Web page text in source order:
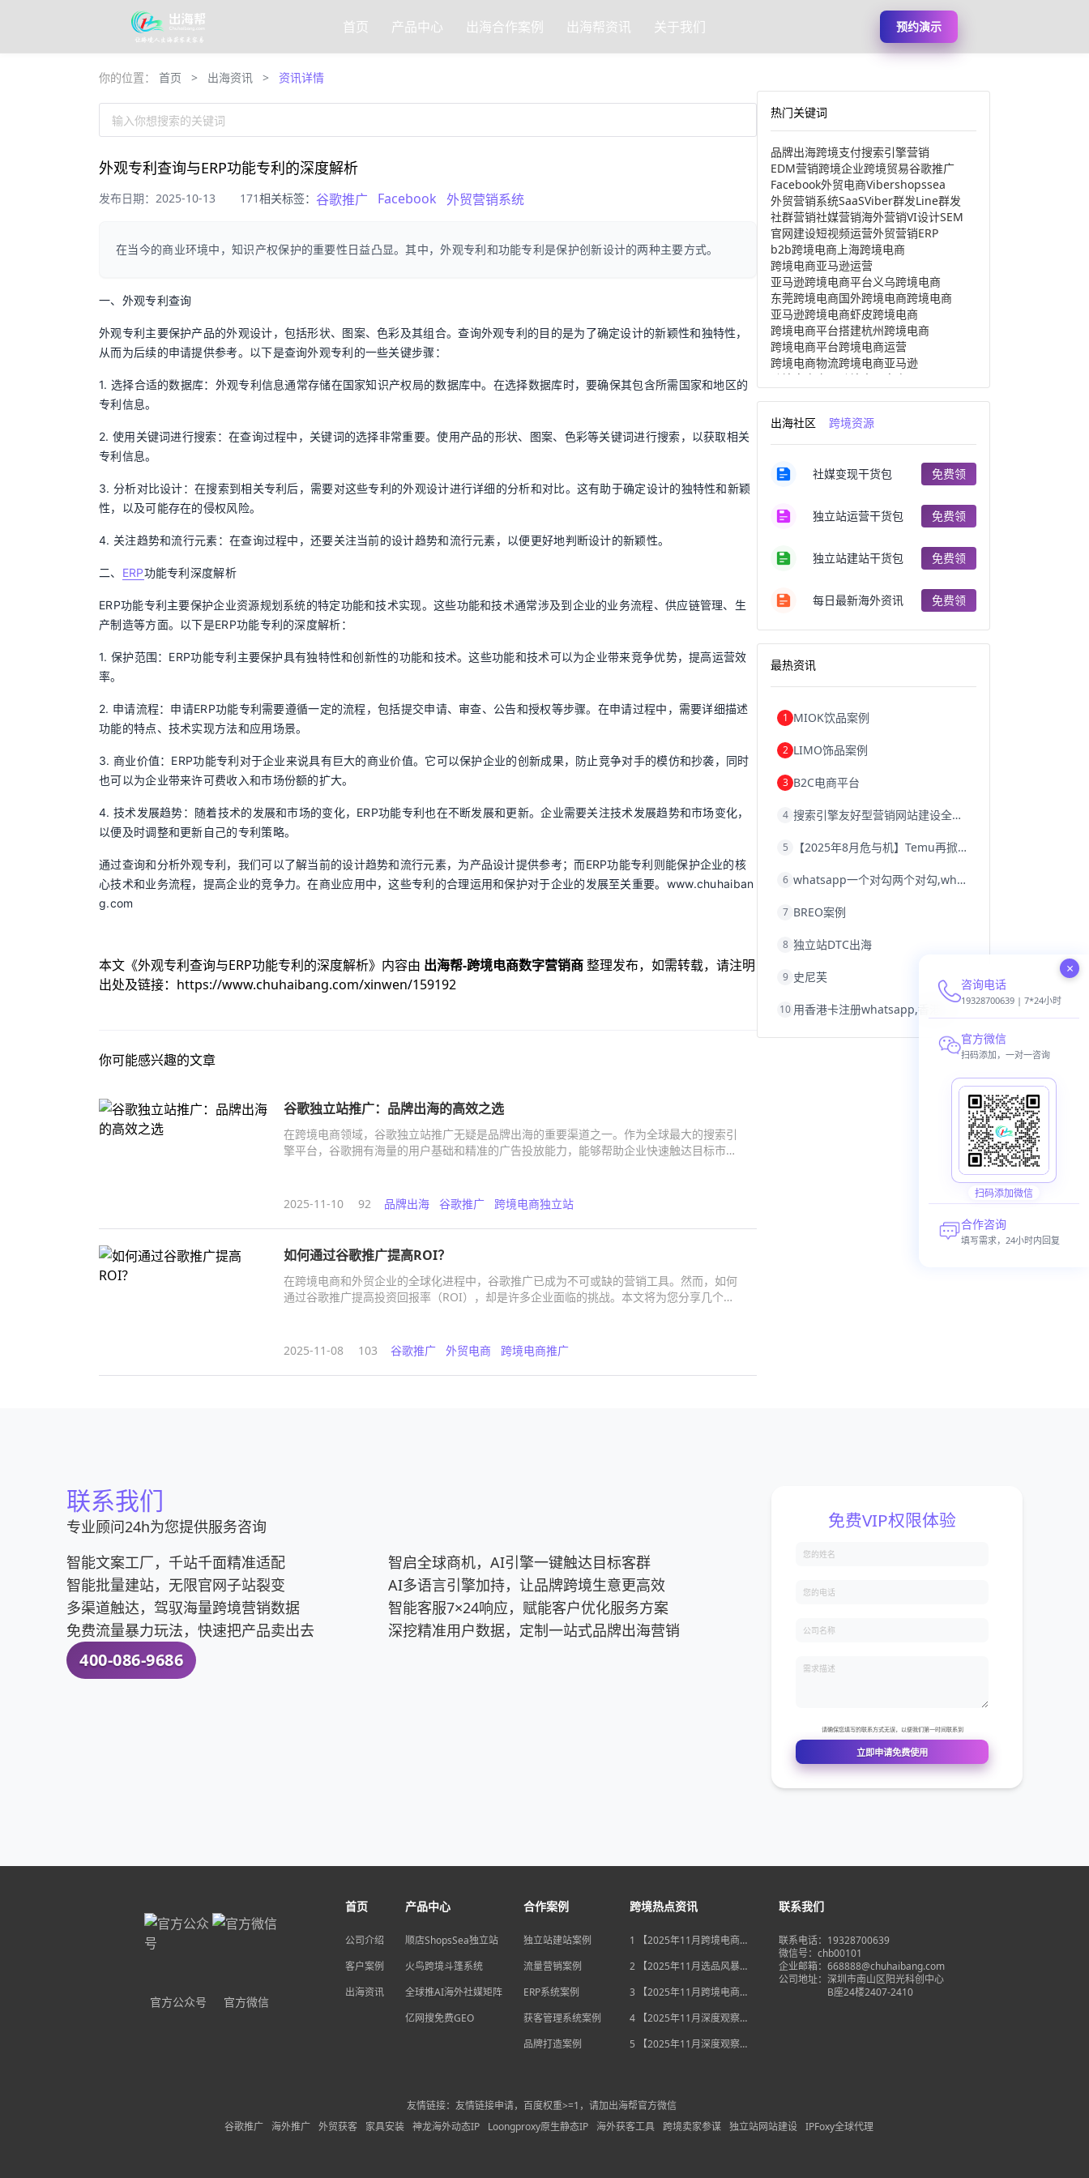
首页 产品中心 出海合作案例 出海帮资讯 关于我们 预约演示
你的位置： 首页 > 出海资讯 > 资讯详情
输入你想搜索的关键词
外观专利查询与ERP功能专利的深度解析
发布日期：2025-10-13 171相关标签： 谷歌推广 Facebook 外贸营销系统
在当今的商业环境中，知识产权保护的重要性日益凸显。其中，外观专利和功能专利是保护创新设计的两种主要方式。
一、外观专利查询
外观专利主要保护产品的外观设计，包括形状、图案、色彩及其组合。查询外观专利的目的是为了确定设计的新颖性和独特性，
从而为后续的申请提供参考。以下是查询外观专利的一些关键步骤：
1. 选择合适的数据库：外观专利信息通常存储在国家知识产权局的数据库中。在选择数据库时，要确保其包含所需国家和地区的
专利信息。
2. 使用关键词进行搜索：在查询过程中，关键词的选择非常重要。使用产品的形状、图案、色彩等关键词进行搜索，以获取相关
专利信息。
3. 分析对比设计：在搜索到相关专利后，需要对这些专利的外观设计进行详细的分析和对比。这有助于确定设计的独特性和新颖
性，以及可能存在的侵权风险。
4. 关注趋势和流行元素：在查询过程中，还要关注当前的设计趋势和流行元素，以便更好地判断设计的新颖性。
二、 ERP功能专利深度解析
ERP功能专利主要保护企业资源规划系统的特定功能和技术实现。这些功能和技术通常涉及到企业的业务流程、供应链管理、生
产制造等方面。以下是ERP功能专利的深度解析：
1. 保护范围：ERP功能专利主要保护具有独特性和创新性的功能和技术。这些功能和技术可以为企业带来竞争优势，提高运营效
率。
2. 申请流程：申请ERP功能专利需要遵循一定的流程，包括提交申请、审查、公告和授权等步骤。在申请过程中，需要详细描述
功能的特点、技术实现方法和应用场景。
3. 商业价值：ERP功能专利对于企业来说具有巨大的商业价值。它可以保护企业的创新成果，防止竞争对手的模仿和抄袭，同时
也可以为企业带来许可费收入和市场份额的扩大。
4. 技术发展趋势：随着技术的发展和市场的变化，ERP功能专利也在不断发展和更新。企业需要关注技术发展趋势和市场变化，
以便及时调整和更新自己的专利策略。
通过查询和分析外观专利，我们可以了解当前的设计趋势和流行元素，为产品设计提供参考；而ERP功能专利则能保护企业的核
心技术和业务流程，提高企业的竞争力。在商业应用中，这些专利的合理运用和保护对于企业的发展至关重要。www.chuhaiban
g.com
本文《外观专利查询与ERP功能专利的深度解析》内容由 出海帮-跨境电商数字营销商整理发布，如需转载，请注明
出处及链接： https://www.chuhaibang.com/xinwen/159192
你可能感兴趣的文章
谷歌独立站推广：品牌出海的高效之选
在跨境电商领域，谷歌独立站推广无疑是品牌出海的重要渠道之一。作为全球最大的搜索引
擎平台，谷歌拥有海量的用户基础和精准的广告投放能力，能够帮助企业快速触达目标市
2025-11-10 92 品牌出海 谷歌推广 跨境电商独立站
如何通过谷歌推广提高ROI？
在跨境电商和外贸企业的全球化进程中，谷歌推广已成为不可或缺的营销工具。然而，如何
通过谷歌推广提高投资回报率（ROI），却是许多企业面临的挑战。本文将为您分享几个实
2025-11-08 103 谷歌推广 外贸电商 跨境电商推广
热门关键词
品牌出海跨境支付搜索引擎营销
EDM营销跨境企业跨境贸易谷歌推广
Facebook外贸电商Vibershopssea
外贸营销系统SaaSViber群发Line群发
社群营销社媒营销海外营销VI设计SEM
官网建设短视频运营外贸营销ERP
b2b跨境电商 上海跨境电商
跨境电商亚马逊运营
亚马逊跨境电商平台义乌跨境电商
东莞跨境电商国外跨境电商跨境电商
亚马逊跨境电商虾皮跨境电商
跨境电商平台搭建杭州跨境电商
跨境电商平台跨境电商运营
跨境电商物流跨境电商亚马逊
跨境电商产品
跨境出口电商
跨境电商分析进口跨境电商
跨境电商服务广州跨境电商
跨境电商注册跨境电商开店
跨境电商商品个人跨境电商
跨境电商案例国内跨境电商
郑州跨境电商跨境电商趋势
阿里跨境电商
跨境电商费用美国跨境电商
跨境电商教程
独立站跨境电商跨境电商独立站
跨境电商erp西安跨境电商
沈阳跨境电商跨境电商服务平台
跨境电商网店跨境电商物流模式
跨境电商结算浙江跨境电商
跨境电商优势跨境电商的优势seo运营
whatsapp群发
出海社区 跨境资源
社媒变现干货包 免费领
独立站运营干货包 免费领
独立站建站干货包 免费领
每日最新海外资讯 免费领
最热资讯
1 MIOK饮品案例
2 LIMO饰品案例
3 B2C电商平台
4 搜索引擎友好型营销网站建设全攻略
5 【2025年8月危与机】Temu再掀封店风暴，独立站才是跨境卖家的避险通道
6 whatsapp一个对勾两个对勾,whatsapp对勾代表什么意思
7 BREO案例
8 独立站DTC出海
9 史尼芙
10
联系我们
专业顾问24h为您提供服务咨询
智能文案工厂，千站千面精准适配
智能批量建站，无限官网子站裂变
多渠道触达，驾驭海量跨境营销数据
免费流量暴力玩法，快速把产品卖出去
400-086-9686
智启全球商机，AI引擎一键触达目标客群
AI多语言引擎加持，让品牌跨境生意更高效
智能客服7×24响应，赋能客户优化服务方案
深挖精准用户数据，定制一站式品牌出海营销
官方公众号 官方微信
首页
公司介绍
客户案例
出海资讯
产品中心
顺店ShopsSea独立站
火鸟跨境斗篷系统
全球推AI海外社媒矩阵
亿网搜免费GEO
合作案例
独立站建站案例
流量营销案例
ERP系统案例
获客管理系统案例
品牌打造案例
跨境热点资讯
1 【2025年11月跨境电商大
独立站流量自主权如何突
2 【2025年11月选品风暴】
后，跨境电商如何抢占数字
3 【2025年11月跨境电商新
宽，独立站卖家如何借势突
4 【2025年11月深度观察】
后，跨境电商如何用“自主流
5 【2025年11月深度观察】
联系我们
联系电话：19328700639
微信号：chb00101
企业邮箱：668888@chuhaibang.com
公司地址： 深圳市南山区阳光科创中心
B座24楼2407-2410
友情链接：友情链接申请，百度权重>=1，请加出海帮官方微信
谷歌推广
海外推广 外贸获客 家具安装 神龙海外动态IP Loongproxy原生静态IP 海外获客工具 跨境卖家参谋 独立站网站建设 IPFoxy全球代理
×
咨询电话
19328700639 | 7*24小时
官方微信
扫码添加，一对一咨询
扫码添加微信
合作咨询
填写需求，24小时内回复